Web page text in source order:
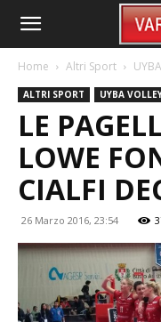
Home Altri Sport
ALTRI SPORT UYBA
LE
LOWE
CIALFI
26 Marzo 2016, 23:54